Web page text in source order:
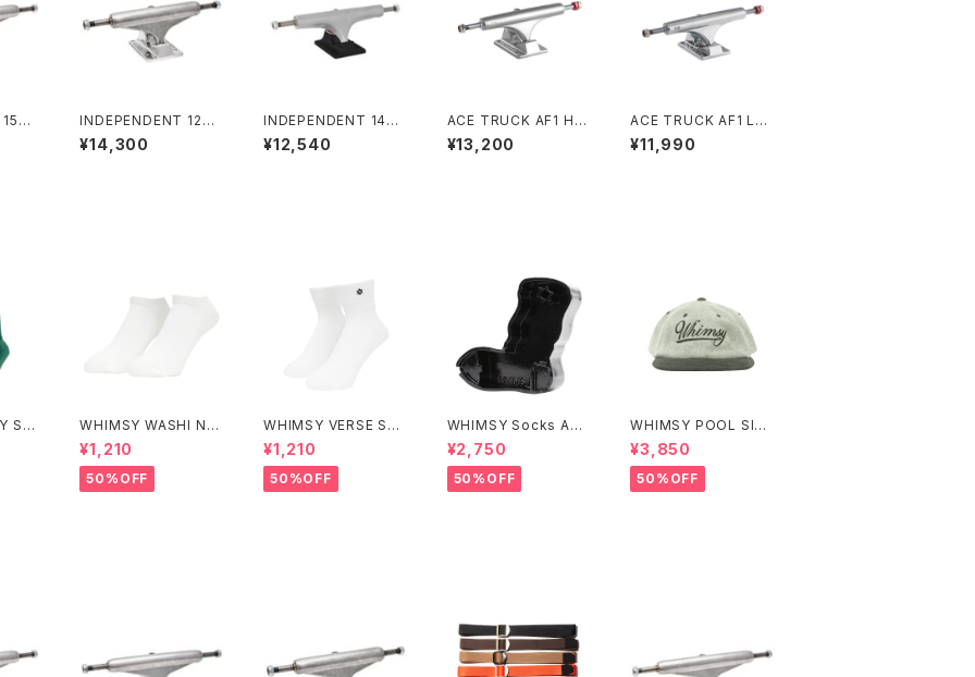
INDEPENDENT 129
STAGE 11 FORGED H
OLLOW SILVER STA
¥14,300
INDEPENDENT 146
HOLLOW SILVER/AN
O BLACK STANDAR
¥12,540
ACE TRUCK AF1 Hol
low Polished 22 33
44 55
¥13,200
ACE TRUCK AF1 LO
W Polished 22
¥11,990
SO
WHIMSY WASHI NO
SHOW SOCKS
¥1,210
50%OFF
WHIMSY VERSE SO
CKS
¥1,210
50%OFF
WHIMSY Socks Ash
Tray
¥2,750
50%OFF
WHIMSY POOL SIDE
CAP
¥3,850
50%OFF